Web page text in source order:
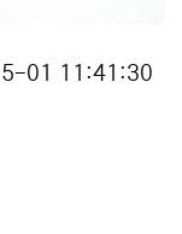
05-01 11:41:30